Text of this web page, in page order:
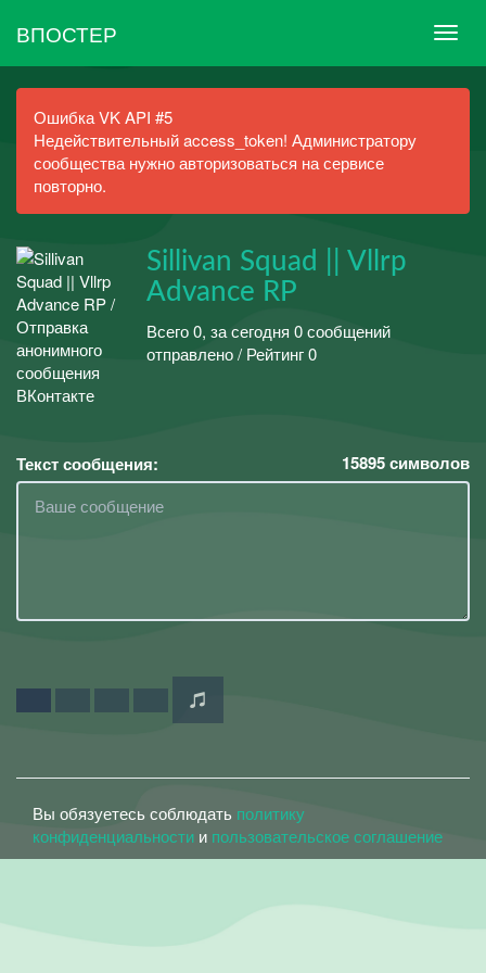
ВПОСТЕР
Ошибка VK API #5
Недействительный access_token! Администратору
сообщества нужно авторизоваться на сервисе
повторно.
Sillivan Squad || Vllrp
Advance RP
Всего 0, за сегодня 0 сообщений
отправлено / Рейтинг 0
Текст сообщения: 15895символов
Вы обязуетесь соблюдать политику
конфиденциальности и пользовательское соглашение